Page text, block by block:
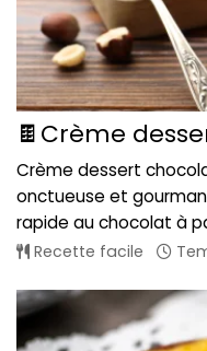
🍫Crème
Crème dessert
onctueuse et
rapide au chocolat à
Recette facile